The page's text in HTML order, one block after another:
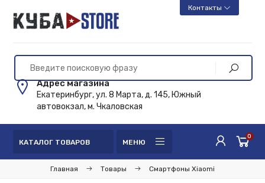
Контакты
Адрес магазина
Екатеринбург, ул. 8 Марта, д. 145, Южный
автовокзал, м. Чкаловская
КАТАЛОГ ТОВАРОВ МЕНЮ
0
Главная Товары Смартфоны Xiaomi